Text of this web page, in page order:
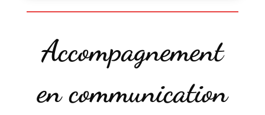
Accompagnement
en communication